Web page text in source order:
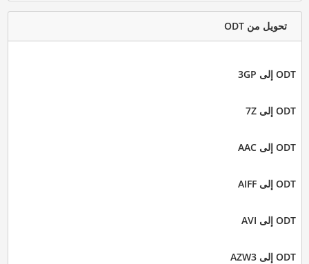
تحويل من ODT
ODT إلى 3GP
ODT إلى 7Z
ODT إلى AAC
ODT إلى AIFF
ODT إلى AVI
ODT إلى AZW3